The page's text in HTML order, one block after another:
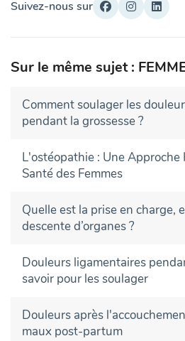
Suivez-nous sur
Sur le même sujet :
Comment soulager les
pendant la grossesse ?
L'ostéopathie : Une
Santé des Femmes
Quelle est la prise en charge,
descente d’organes ?
Douleurs ligamentaires
savoir pour les soulager
Douleurs après
maux post-partum